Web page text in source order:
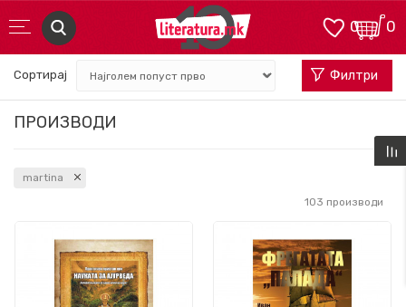
0
0
ПРОИЗВОДИ
Сортирај Филтри
martina
103 производи